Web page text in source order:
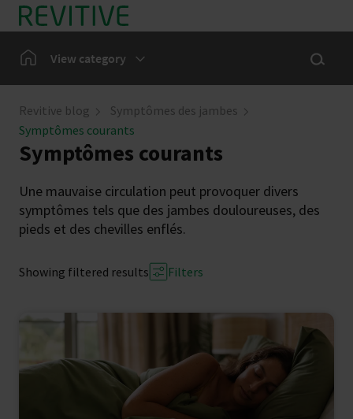
Skip to main content
HomeView category Show
Revitive blog
Symptômes des jambes
Symptômes courants
Symptômes courants
Une mauvaise circulation peut provoquer divers
symptômes tels que des jambes douloureuses, des
pieds et des chevilles enflés.
Showing filtered results Filters